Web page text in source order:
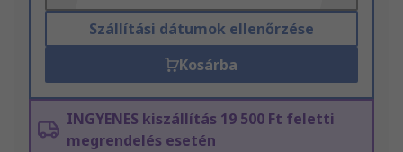
Szállítási dátumok ellenőrzése
Kosárba
INGYENES kiszállítás 19 500 Ft feletti
megrendelés esetén